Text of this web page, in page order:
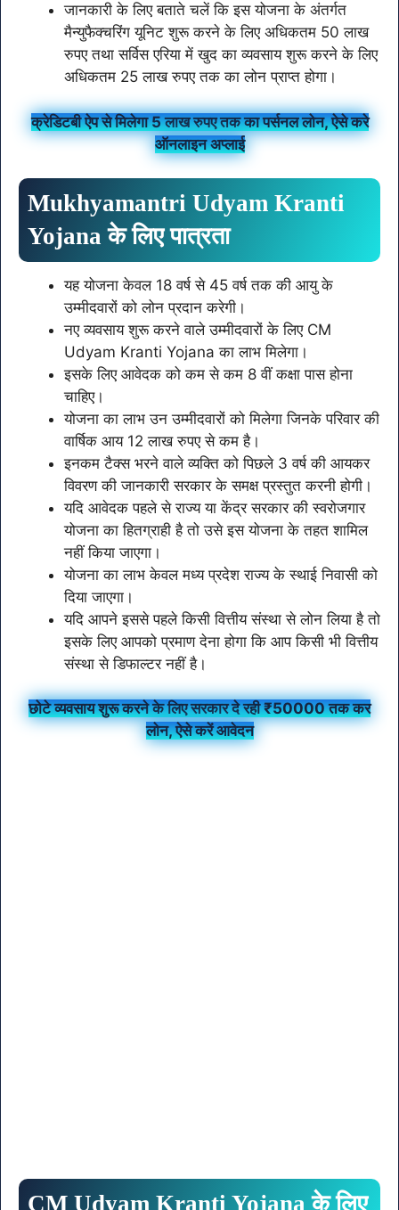
जानकारी के लिए बताते चलें कि इस योजना के अंतर्गत
मैन्युफैक्चरिंग यूनिट शुरू करने के लिए अधिकतम 50 लाख
रुपए तथा सर्विस एरिया में खुद का व्यवसाय शुरू करने के लिए
अधिकतम 25 लाख रुपए तक का लोन प्राप्त होगा।
क्रेडिटबी ऐप से मिलेगा 5 लाख रुपए तक का पर्सनल लोन, ऐसे करे
ऑनलाइन अप्लाई
Mukhyamantri Udyam Kranti
Yojana के लिए पात्रता
यह योजना केवल 18 वर्ष से 45 वर्ष तक की आयु के
उम्मीदवारों को लोन प्रदान करेगी।
नए व्यवसाय शुरू करने वाले उम्मीदवारों के लिए CM
Udyam Kranti Yojana का लाभ मिलेगा।
इसके लिए आवेदक को कम से कम 8 वीं कक्षा पास होना
चाहिए।
योजना का लाभ उन उम्मीदवारों को मिलेगा जिनके परिवार की
वार्षिक आय 12 लाख रुपए से कम है।
इनकम टैक्स भरने वाले व्यक्ति को पिछले 3 वर्ष की आयकर
विवरण की जानकारी सरकार के समक्ष प्रस्तुत करनी होगी।
यदि आवेदक पहले से राज्य या केंद्र सरकार की स्वरोजगार
योजना का हितग्राही है तो उसे इस योजना के तहत शामिल
नहीं किया जाएगा।
योजना का लाभ केवल मध्य प्रदेश राज्य के स्थाई निवासी को
दिया जाएगा।
यदि आपने इससे पहले किसी वित्तीय संस्था से लोन लिया है तो
इसके लिए आपको प्रमाण देना होगा कि आप किसी भी वित्तीय
संस्था से डिफाल्टर नहीं है।
छोटे व्यवसाय शुरू करने के लिए सरकार दे रही ₹50000 तक कर
लोन, ऐसे करें आवेदन
CM Udyam Kranti Yojana के लिए